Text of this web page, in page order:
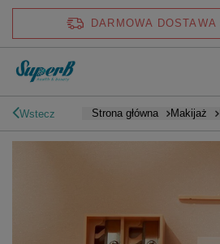
DARMOWA DOSTAWA
Wstecz Strona główna Makijaż